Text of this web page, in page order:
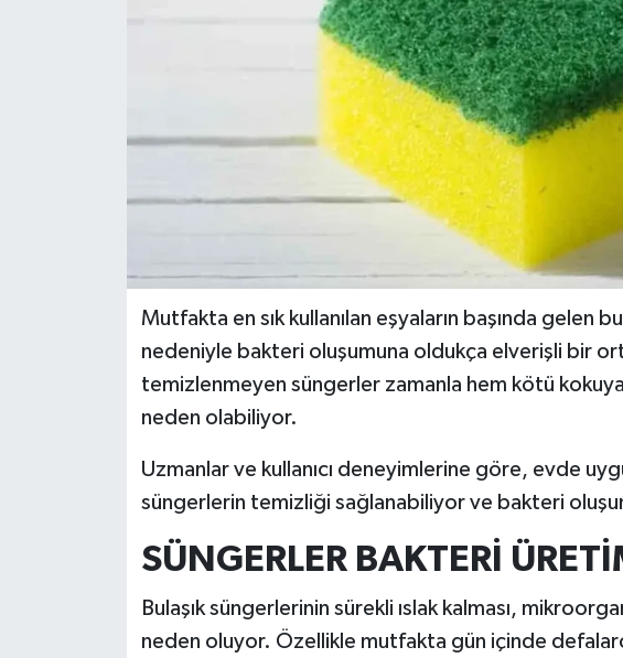
Mutfakta en sık kullanılan eşyaların başında gelen
nedeniyle bakteri oluşumuna oldukça elverişli bir
temizlenmeyen süngerler zamanla hem kötü
neden olabiliyor.
Uzmanlar ve kullanıcı deneyimlerine göre, evde
süngerlerin temizliği sağlanabiliyor ve bakteri
SÜNGERLER BAKTERİ
Bulaşık süngerlerinin sürekli ıslak kalması,
neden oluyor. Özellikle mutfakta gün içinde